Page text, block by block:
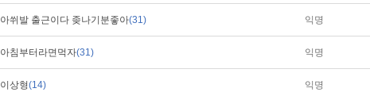
아쒸발 출근이다 좆나기분좋아(31) 익명
아침부터라면먹자(31) 익명
이상형(14) 익명